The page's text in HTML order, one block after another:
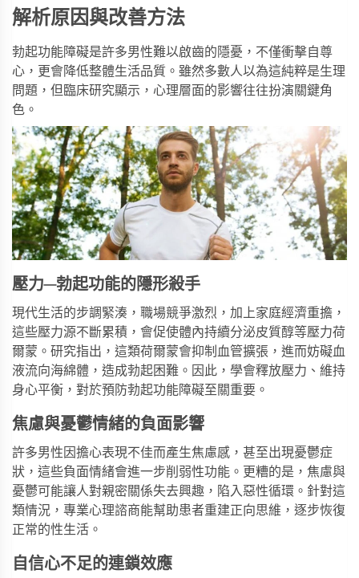
解析原因與改善方法
勃起功能障礙是許多男性難以啟齒的隱憂，不僅衝擊自尊
心，更會降低整體生活品質。雖然多數人以為這純粹是生理
問題，但臨床研究顯示，心理層面的影響往往扮演關鍵角
色。
壓力─勃起功能的隱形殺手
現代生活的步調緊湊，職場競爭激烈，加上家庭經濟重擔，
這些壓力源不斷累積，會促使體內持續分泌皮質醇等壓力荷
爾蒙。研究指出，這類荷爾蒙會抑制血管擴張，進而妨礙血
液流向海綿體，造成勃起困難。因此，學會釋放壓力、維持
身心平衡，對於預防勃起功能障礙至關重要。
焦慮與憂鬱情緒的負面影響
許多男性因擔心表現不佳而產生焦慮感，甚至出現憂鬱症
狀，這些負面情緒會進一步削弱性功能。更糟的是，焦慮與
憂鬱可能讓人對親密關係失去興趣，陷入惡性循環。針對這
類情況，專業心理諮商能幫助患者重建正向思維，逐步恢復
正常的性生活。
自信心不足的連鎖效應